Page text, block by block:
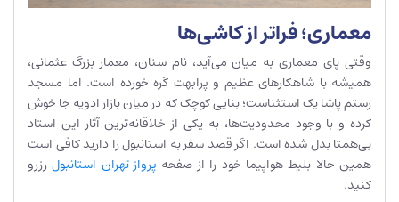
معماری؛ فراتر از کاشی‌ها
وقتی پای معماری به میان می‌آید، نام سنان، معمار بزرگ عثمانی،
همیشه با شاهکارهای عظیم و پرابهت گره خورده است. اما مسجد
رستم پاشا یک استثناست؛ بنایی کوچک که در میان بازار ادویه جا خوش
کرده و با وجود محدودیت‌ها، به یکی از خلاقانه‌ترین آثار این استاد
بی‌همتا بدل شده است. اگر قصد سفر به استانبول را دارید کافی است
همین حالا بلیط هواپیما خود را از صفحه پرواز تهران استانبولرزرو
کنید.